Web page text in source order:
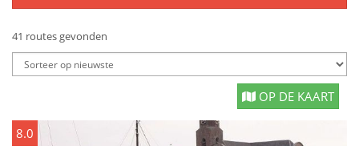
41 routes gevonden
OP DE KAART
8.0